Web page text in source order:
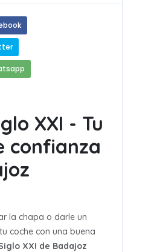
XXI - Tu
confianza
la chapa o darle un
coche con una buena
XXI de Badajoz